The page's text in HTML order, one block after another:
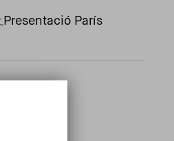
Presentació París